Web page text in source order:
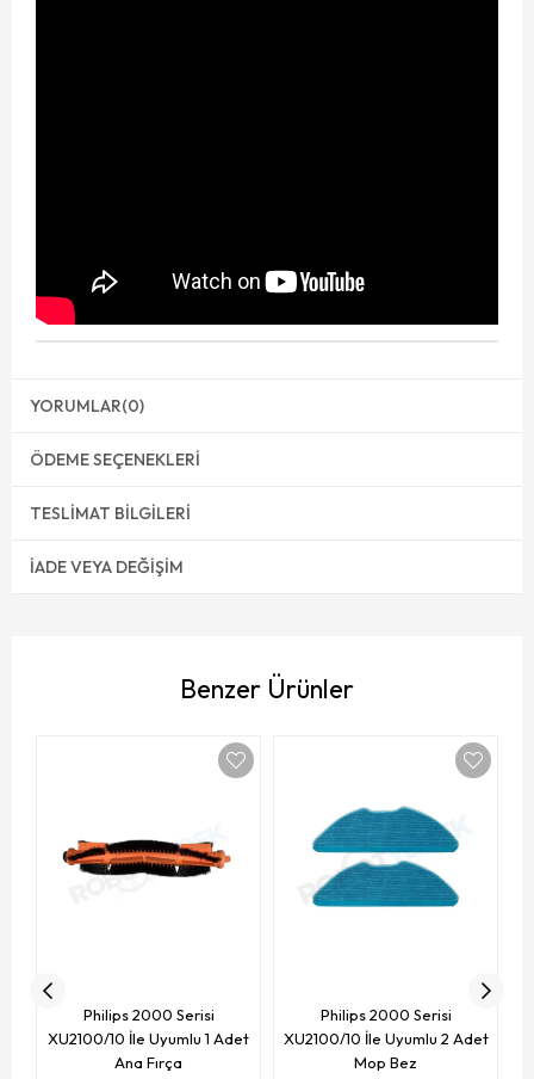
YORUMLAR(0)
ÖDEME SEÇENEKLERI
TESLIMAT BILGILERI
İADE VEYA DEĞIŞIM
Benzer Ürünler
Philips 2000 Serisi
XU2100/10 İle Uyumlu 1 Adet
Ana Fırça
Philips 2000 Serisi
XU2100/10 İle Uyumlu 2 Adet
Mop Bez